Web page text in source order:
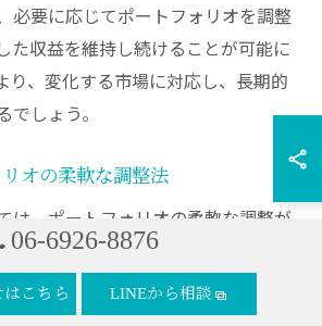
必要に応じてポートフォリオを調整
た収益を維持し続けることが可能に
り、変化する市場に対応し、長期的
しょう。
オの柔軟な調整法
は、ポートフォリオの柔軟な調整が
、地域ごとの市場特性を理解し、賃
件を選定します。異なる物件タイプ
討することで、リスクを分散させる
06-6926-8876
こちら LINEから相談